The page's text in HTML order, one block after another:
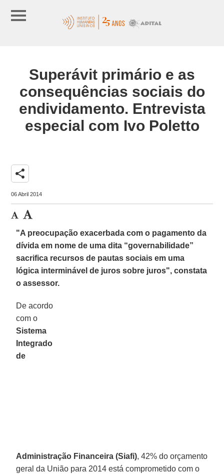
Superávit primário e as
consequências sociais do
endividamento. Entrevista
especial com Ivo Poletto
share
06 Abril 2014
"A preocupação exacerbada com o pagamento da
dívida em nome de uma dita “governabilidade”
sacrifica recursos de pautas sociais em uma
lógica interminável de juros sobre juros", constata
o assessor.
De acordo
com o
Sistema
Integrado
de
Administração Financeira (Siafi), 42% do orçamento
geral da União para 2014 está comprometido com o